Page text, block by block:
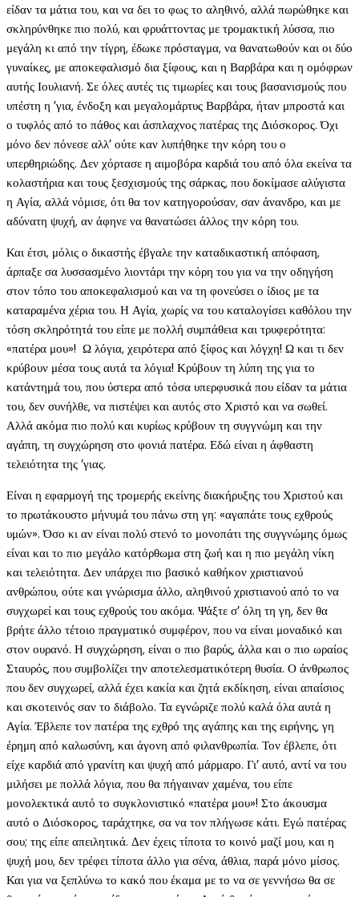
είδαν τα μάτια του, και να δει το φως το αληθινό, αλλά πωρώθηκε και
σκληρύνθηκε πιο πολύ, και φρυάττοντας με τρομακτική λύσσα, πιο
μεγάλη κι από την τίγρη, έδωκε πρόσταγμα, να θανατωθούν και οι δύο
γυναίκες, με αποκεφαλισμό δια ξίφους, και η Βαρβάρα και η ομόφρων
αυτής Ιουλιανή. Σε όλες αυτές τις τιμωρίες και τους βασανισμούς που
υπέστη η ’για, ένδοξη και μεγαλομάρτυς Βαρβάρα, ήταν μπροστά και
ο τυφλός από το πάθος και άσπλαχνος πατέρας της Διόσκορος. Όχι
μόνο δεν πόνεσε αλλ’ ούτε καν λυπήθηκε την κόρη του ο
υπερθηριώδης. Δεν χόρτασε η αιμοβόρα καρδιά του από όλα εκείνα τα
κολαστήρια και τους ξεσχισμούς της σάρκας, που δοκίμασε αλύγιστα
η Αγία, αλλά νόμισε, ότι θα τον κατηγορούσαν, σαν άνανδρο, και με
αδύνατη ψυχή, αν άφηνε να θανατώσει άλλος την κόρη του.
Και έτσι, μόλις ο δικαστής έβγαλε την καταδικαστική απόφαση,
άρπαξε σα λυσσασμένο λιοντάρι την κόρη του για να την οδηγήση
στον τόπο του αποκεφαλισμού και να τη φονεύσει ο ίδιος με τα
καταραμένα χέρια του. Η Αγία, χωρίς να του καταλογίσει καθόλου την
τόση σκληρότητά του είπε με πολλή συμπάθεια και τρυφερότητα:
«πατέρα μου»!  Ω λόγια, χειρότερα από ξίφος και λόγχη! Ω και τι δεν
κρύβουν μέσα τους αυτά τα λόγια! Κρύβουν τη λύπη της για το
κατάντημά του, που ύστερα από τόσα υπερφυσικά που είδαν τα μάτια
του, δεν συνήλθε, να πιστέψει και αυτός στο Χριστό και να σωθεί.
Αλλά ακόμα πιο πολύ και κυρίως κρύβουν τη συγγνώμη και την
αγάπη, τη συγχώρηση στο φονιά πατέρα. Εδώ είναι η άφθαστη
τελειότητα της ’γιας.
Είναι η εφαρμογή της τρομερής εκείνης διακήρυξης του Χριστού και
το πρωτάκουστο μήνυμά του πάνω στη γη: «αγαπάτε τους εχθρούς
υμών». Όσο κι αν είναι πολύ στενό το μονοπάτι της συγγνώμης όμως
είναι και το πιο μεγάλο κατόρθωμα στη ζωή και η πιο μεγάλη νίκη
και τελειότητα. Δεν υπάρχει πιο βασικό καθήκον χριστιανού
ανθρώπου, ούτε και γνώρισμα άλλο, αληθινού χριστιανού από το να
συγχωρεί και τους εχθρούς του ακόμα. Ψάξτε σ’ όλη τη γη, δεν θα
βρήτε άλλο τέτοιο πραγματικό συμφέρον, που να είναι μοναδικό και
στον ουρανό. Η συγχώρηση, είναι ο πιο βαρύς, άλλα και ο πιο ωραίος
Σταυρός, που συμβολίζει την αποτελεσματικότερη θυσία. Ο άνθρωπος
που δεν συγχωρεί, αλλά έχει κακία και ζητά εκδίκηση, είναι απαίσιος
και σκοτεινός σαν το διάβολο. Τα εγνώριζε πολύ καλά όλα αυτά η
Αγία. Έβλεπε τον πατέρα της εχθρό της αγάπης και της ειρήνης, γη
έρημη από καλωσύνη, και άγονη από φιλανθρωπία. Τον έβλεπε, ότι
είχε καρδιά από γρανίτη και ψυχή από μάρμαρο. Γι’ αυτό, αντί να του
μιλήσει με πολλά λόγια, που θα πήγαιναν χαμένα, του είπε
μονολεκτικά αυτό το συγκλονιστικό «πατέρα μου»! Στο άκουσμα
αυτό ο Διόσκορος, ταράχτηκε, σα να τον πλήγωσε κάτι. Εγώ πατέρας
σου; της είπε απειλητικά. Δεν έχεις τίποτα το κοινό μαζί μου, και η
ψυχή μου, δεν τρέφει τίποτα άλλο για σένα, άθλια, παρά μόνο μίσος.
Και για να ξεπλύνω το κακό που έκαμα με το να σε γεννήσω θα σε